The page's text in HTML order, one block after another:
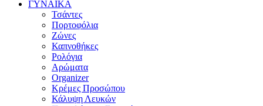
ΓΥΝΑΙΚΑ
Τσάντες
Πορτοφόλια
Ζώνες
Καπνοθήκες
Ρολόγια
Αρώματα
Organizer
Κρέμες Προσώπου
Κάλυψη Λευκών